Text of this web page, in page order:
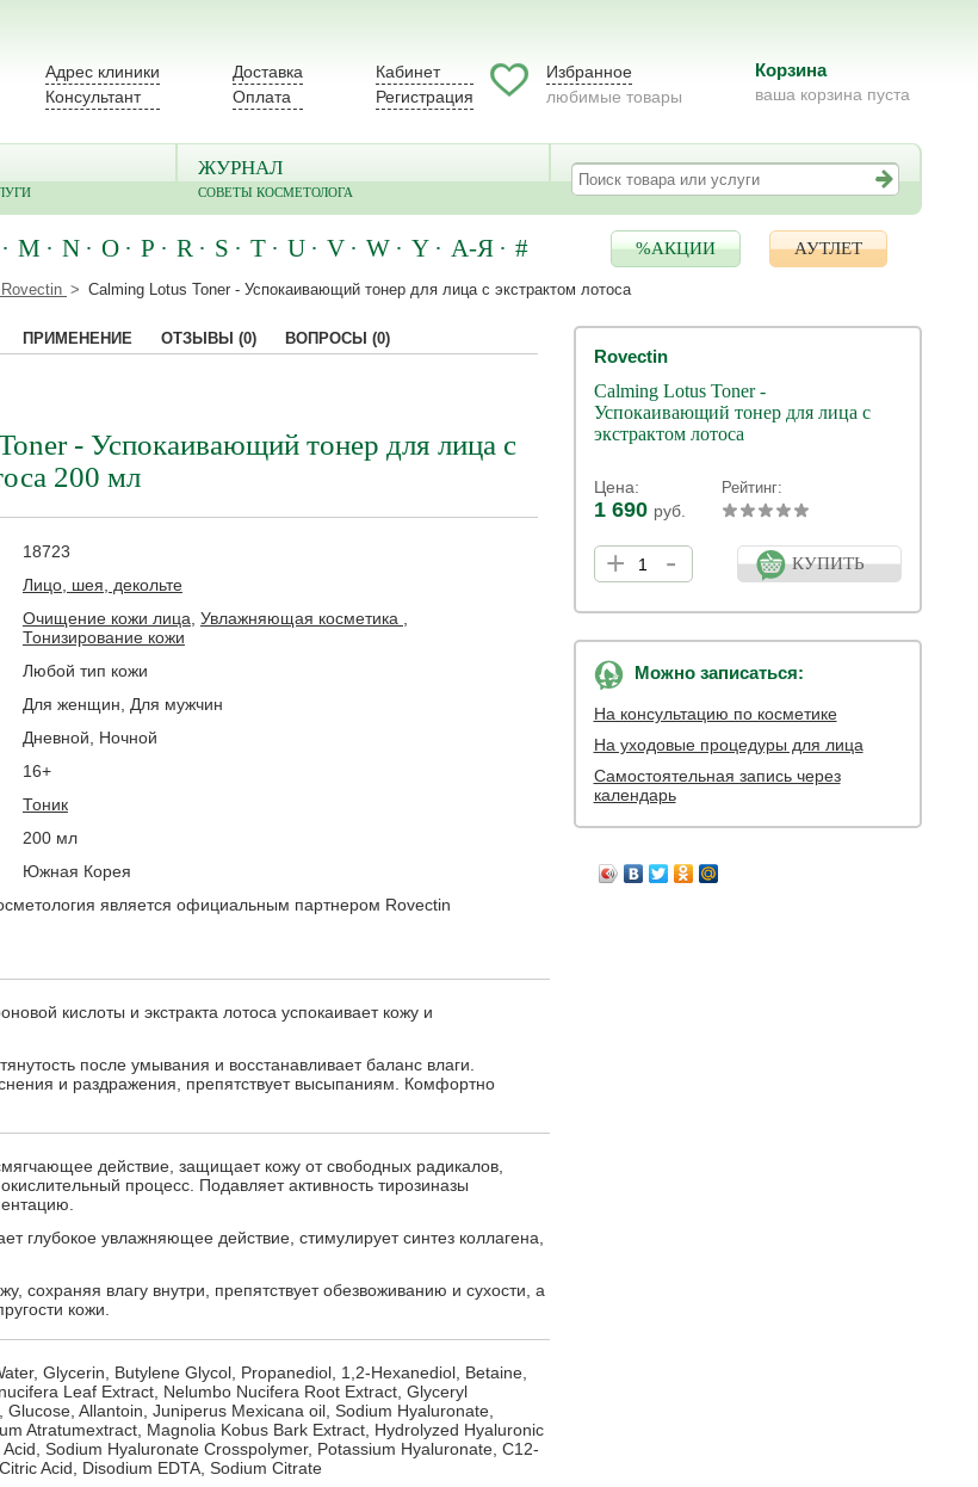
Адрес клиники
Консультант
Доставка
Оплата
Кабинет
Регистрация
Избранное
любимые товары
Корзина
ваша корзина пуста
ЖУРНАЛ
СОВЕТЫ КОСМЕТОЛОГА
M N O P R S T U V W Y А-Я # %АКЦИИ АУТЛЕТ
Calming Lotus Toner - Успокаивающий тонер для лица с экстрактом лотоса
ПРИМЕНЕНИЕ ОТЗЫВЫ (0) ВОПРОСЫ (0)
- Успокаивающий тонер для лица с
200 мл
18723
Лицо, шея, декольте
Очищение кожи лица Увлажняющая косметика
Тонизирование кожи
Любой тип кожи
Для женщин, Для мужчин
Дневной, Ночной
16+
Тоник
200 мл
Южная Корея
является официальным партнером Rovectin
Rovectin
Calming Lotus Toner -
Успокаивающий тонер для лица с
экстрактом лотоса
Цена:
1 690 руб.
Рейтинг:
+ - КУПИТЬ
Можно записаться:
На консультацию по косметике
На уходовые процедуры для лица
Самостоятельная запись через
календарь
кислоты и экстракта лотоса успокаивает кожу и
после умывания и восстанавливает баланс влаги.
и раздражения, препятствует высыпаниям. Комфортно
действие, защищает кожу от свободных радикалов,
процесс. Подавляет активность тирозиназы
глубокое увлажняющее действие, стимулирует синтез коллагена,
сохраняя влагу внутри, препятствует обезвоживанию и сухости, а
кожи.
Glycerin, Butylene Glycol, Propanediol, 1,2-Hexanediol, Betaine,
Leaf Extract, Nelumbo Nucifera Root Extract, Glyceryl
Allantoin, Juniperus Mexicana oil, Sodium Hyaluronate,
Atratumextract, Magnolia Kobus Bark Extract, Hydrolyzed Hyaluronic
Sodium Hyaluronate Crosspolymer, Potassium Hyaluronate, C12-
Acid, Disodium EDTA, Sodium Citrate